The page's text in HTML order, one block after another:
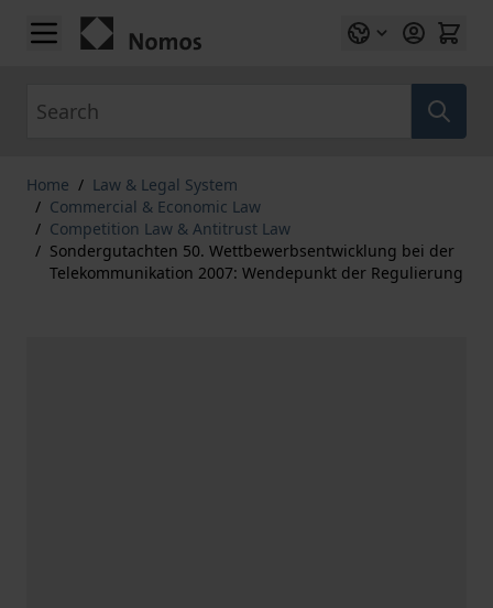
Skip to Content
Home / Law & Legal System
/ Commercial & Economic Law
/ Competition Law & Antitrust Law
/ Sondergutachten 50. Wettbewerbsentwicklung bei der
Telekommunikation 2007: Wendepunkt der Regulierung